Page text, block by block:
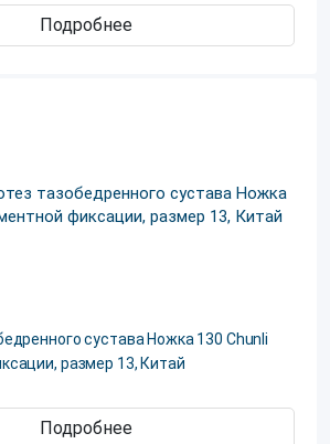
Подробнее
сустава Ножка 130 Chunli
размер 13, Китай
Подробнее